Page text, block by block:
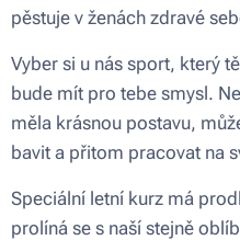
pěstuje v ženách zdravé
Vyber si u nás sport, který
bude mít pro tebe smysl.
měla krásnou postavu,
bavit a přitom pracovat na
Speciální letní kurz má
prolíná se s naší stejně